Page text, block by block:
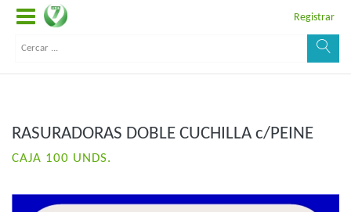
Registrar
RASURADORAS DOBLE CUCHILLA c/PEINE
CAJA 100 UNDS.